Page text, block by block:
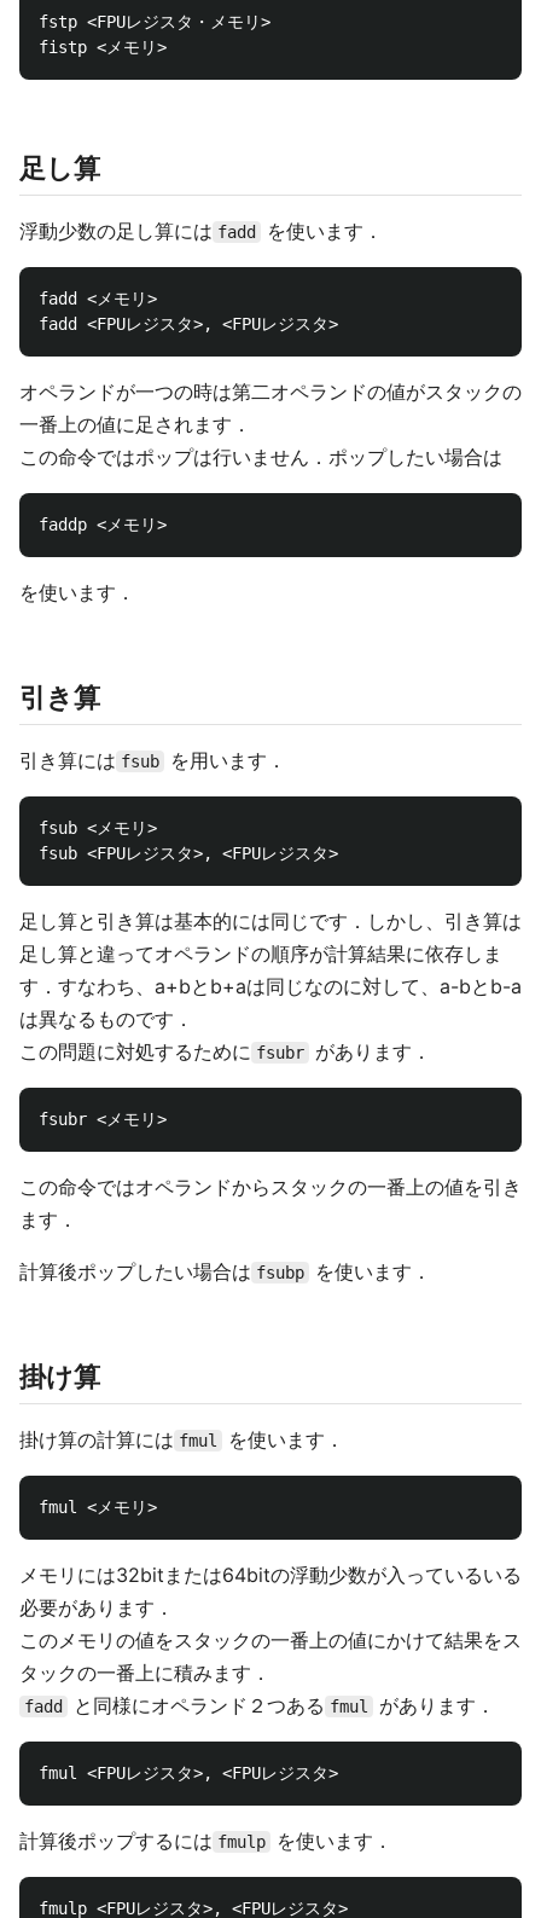
fstp <FPUレジスタ・メモリ>
足し算
浮動少数の足し算には fadd を使います．
fadd <メモリ>
オペランドが一つの時は第二オペランドの値がスタックの
一番上の値に足されます．
この命令ではポップは行いません．ポップしたい場合は
を使います．
引き算
引き算には fsub を用います．
fsub <メモリ>
足し算と引き算は基本的には同じです．しかし、引き算は
足し算と違ってオペランドの順序が計算結果に依存しま
す．すなわち、a+bとb+aは同じなのに対して、a-bとb-a
は異なるものです．
この問題に対処するために fsubr があります．
この命令ではオペランドからスタックの一番上の値を引き
ます．
計算後ポップしたい場合は fsubp を使います．
掛け算
掛け算の計算には fmul を使います．
メモリには32bitまたは64bitの浮動少数が入っているいる
必要があります．
このメモリの値をスタックの一番上の値にかけて結果をス
タックの一番上に積みます．
fadd と同様にオペランド２つある fmul があります．
計算後ポップするには fmulp を使います．